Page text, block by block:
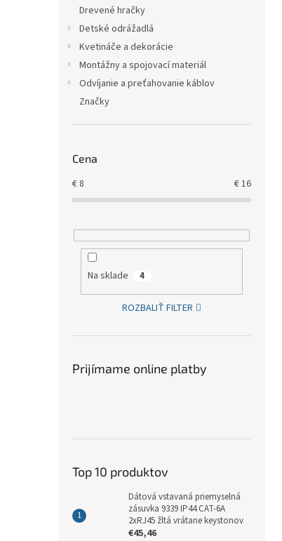
Drevené hračky
Detské odrážadlá
Kvetináče a dekorácie
Montážny a spojovací materiál
Odvíjanie a preťahovanie káblov
Značky
Cena
€8 €16
Na sklade 4
ROZBALIŤ FILTER
Prijímame online platby
Top 10 produktov
Dátová vstavaná priemyselná
zásuvka 9339 IP44 CAT-6A
2xRJ45 žltá vrátane keystonov
€45,46